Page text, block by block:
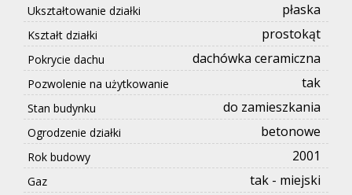
Ukształtowanie działki płaska
Kształt działki prostokąt
Pokrycie dachu dachówka ceramiczna
Pozwolenie na użytkowanie tak
Stan budynku do zamieszkania
Ogrodzenie działki betonowe
Rok budowy 2001
Gaz tak - miejski